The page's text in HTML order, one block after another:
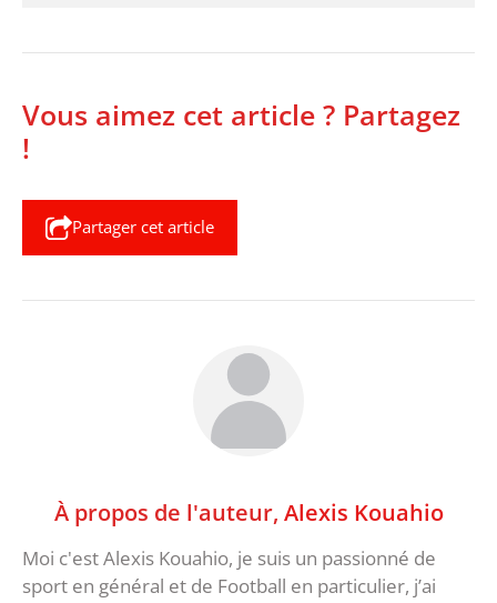
Vous aimez cet article ? Partagez
!
Partager cet article
À propos de l'auteur, Alexis Kouahio
Moi c'est Alexis Kouahio, je suis un passionné de
sport en général et de Football en particulier, j’ai